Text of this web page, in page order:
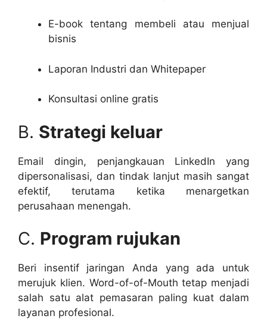
E-book tentang membeli atau menjual
bisnis
Laporan Industri dan Whitepaper
Konsultasi online gratis
B. Strategi keluar
Email dingin, penjangkauan LinkedIn yang
dipersonalisasi, dan tindak lanjut masih sangat
efektif, terutama ketika menargetkan
perusahaan menengah.
C. Program rujukan
Beri insentif jaringan Anda yang ada untuk
merujuk klien. Word-of-of-Mouth tetap menjadi
salah satu alat pemasaran paling kuat dalam
layanan profesional.